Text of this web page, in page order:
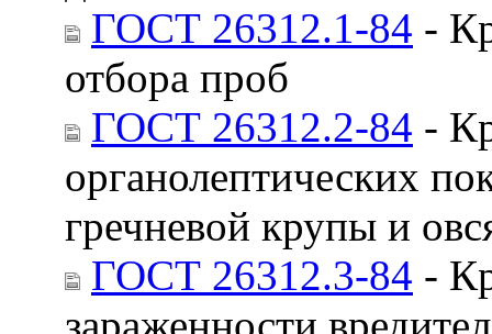
ГОСТ 26312.1-84 -
отбора проб
ГОСТ 26312.2-84 -
органолептических
гречневой крупы и
ГОСТ 26312.3-84 -
зараженности